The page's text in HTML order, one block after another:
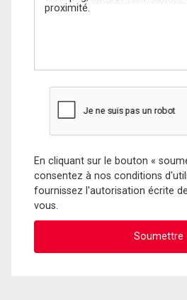
En cliquant sur le bouton «
consentez à nos conditions
fournissez l'autorisation écrite
vous.